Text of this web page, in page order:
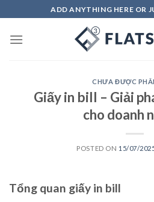
to
content
ADD ANYTHING HERE OR
CHƯA ĐƯỢC
Giấy in bill – Giải
cho doanh
POSTED ON 15/07/
Tổng quan giấy in bill